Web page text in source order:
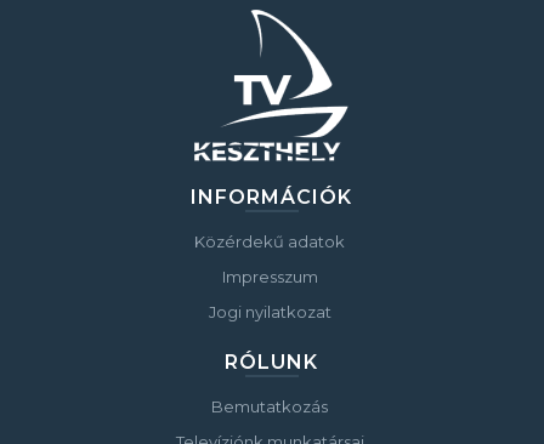
INFORMÁCIÓK
Közérdekű adatok
Impresszum
Jogi nyilatkozat
RÓLUNK
Bemutatkozás